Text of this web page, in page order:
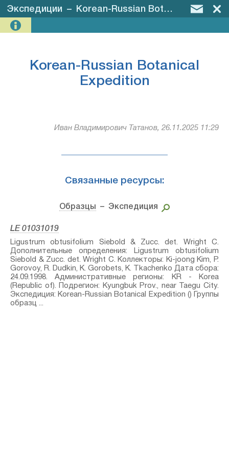
Экспедиции – Korean-Russian Botanical Expedition
Korean-Russian Botanical
Expedition
Иван Владимирович Татанов, 26.11.2025 11:29
Связанные ресурсы:
Образцы – Экспедиция
LE 01031019
Ligustrum obtusifolium Siebold & Zucc.⁣ det. Wright C.
Дополнительные определения: Ligustrum obtusifolium
Siebold & Zucc.⁣ det. Wright C. Коллекторы: Ki-joong Kim, P.
Gorovoy, R. Dudkin, K. Gorobets, K. Tkachenko Дата сбора:
24.09.1998. Административные регионы: KR - Korea
(Republic of). Подрегион: Kyungbuk Prov., near Taegu City.
Экспедиция: Korean-Russian Botanical Expedition () Группы
образц ...